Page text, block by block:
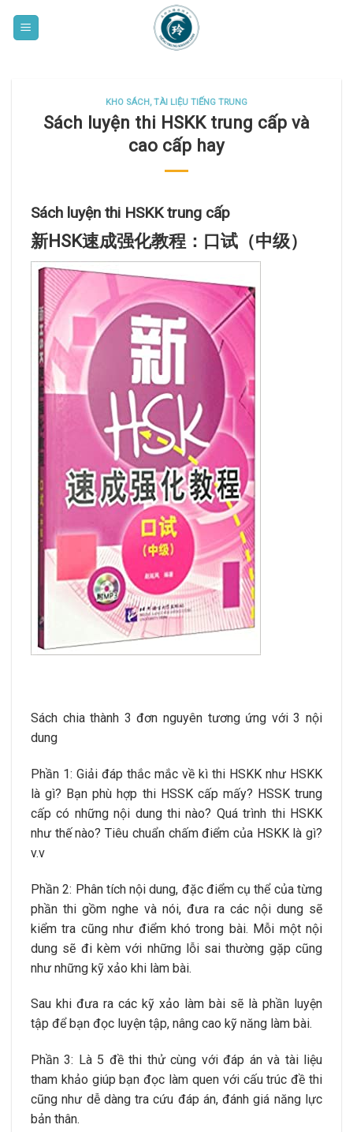
KHO SÁCH, TÀI LIỆU TIẾNG TRUNG
Sách luyện thi HSKK trung cấp và
cao cấp hay
Sách luyện thi HSKK trung cấp
新HSK速成强化教程：口试（中级）
Sách chia thành 3 đơn nguyên tương ứng với 3 nội
dung
Phần 1: Giải đáp thắc mắc về kì thi HSKK như HSKK
là gì? Bạn phù hợp thi HSSK cấp mấy? HSSK trung
cấp có những nội dung thi nào? Quá trình thi HSKK
như thế nào? Tiêu chuẩn chấm điểm của HSKK là gì?
v.v
Phần 2: Phân tích nội dung, đặc điểm cụ thể của từng
phần thi gồm nghe và nói, đưa ra các nội dung sẽ
kiểm tra cũng như điểm khó trong bài. Mỗi một nội
dung sẽ đi kèm với những lỗi sai thường gặp cũng
như những kỹ xảo khi làm bài.
Sau khi đưa ra các kỹ xảo làm bài sẽ là phần luyện
tập để bạn đọc luyện tập, nâng cao kỹ năng làm bài.
Phần 3: Là 5 đề thi thử cùng với đáp án và tài liệu
tham khảo giúp bạn đọc làm quen với cấu trúc đề thi
cũng như dễ dàng tra cứu đáp án, đánh giá năng lực
bản thân.